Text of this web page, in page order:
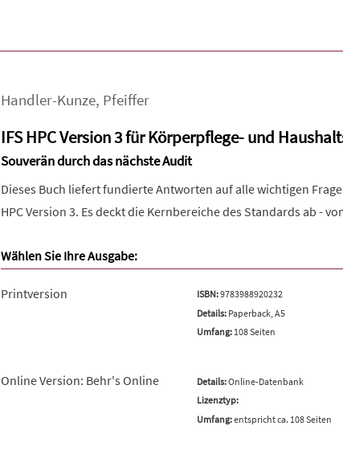
Handler-Kunze, Pfeiffer
IFS HPC Version 3 für Körperpflege- und
Souverän durch das nächste Audit
Dieses Buch liefert fundierte Antworten auf alle wichtigen
HPC Version 3. Es deckt die Kernbereiche des Standards ab -
Wählen Sie Ihre Ausgabe:
Printversion ISBN:9783988920232
Details:Paperback, A5
Umfang:108 Seiten
Online Version: Behr's Online Details:Online-Datenbank
Lizenztyp:
Umfang:entspricht ca. 108 Seiten